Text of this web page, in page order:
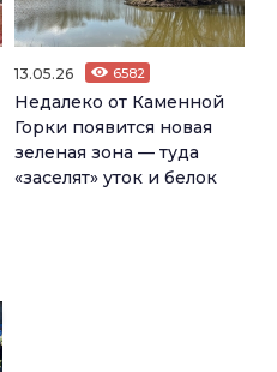
13.05.26 6582
Недалеко от Каменной
Горки появится новая
зеленая зона — туда
«заселят» уток и белок